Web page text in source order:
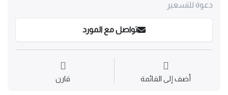
دعوة للتسعير
تواصل مع المورد
أضف إلى القائمة قارن